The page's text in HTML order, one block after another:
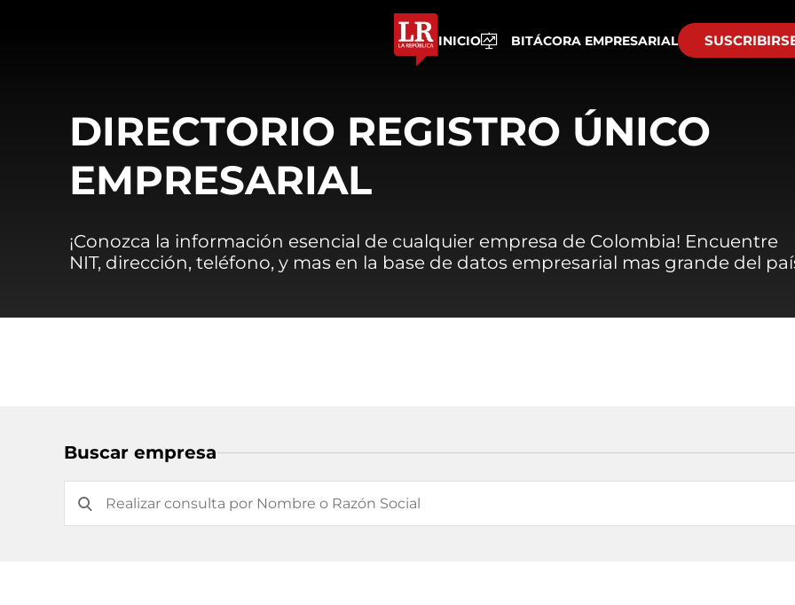
INICIO BITÁCORA EMPRESARIAL
DIRECTORIO REGISTRO ÚNICO
EMPRESARIAL
¡Conozca la información esencial de cualquier empresa de Colombia! Encuentre
NIT, dirección, teléfono, y mas en la base de datos empresarial mas grande del
Buscar empresa